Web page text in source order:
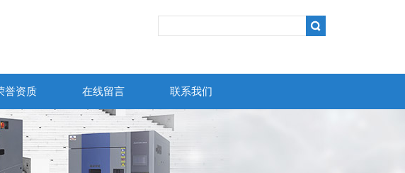
誉资质 在线留言 联系我们